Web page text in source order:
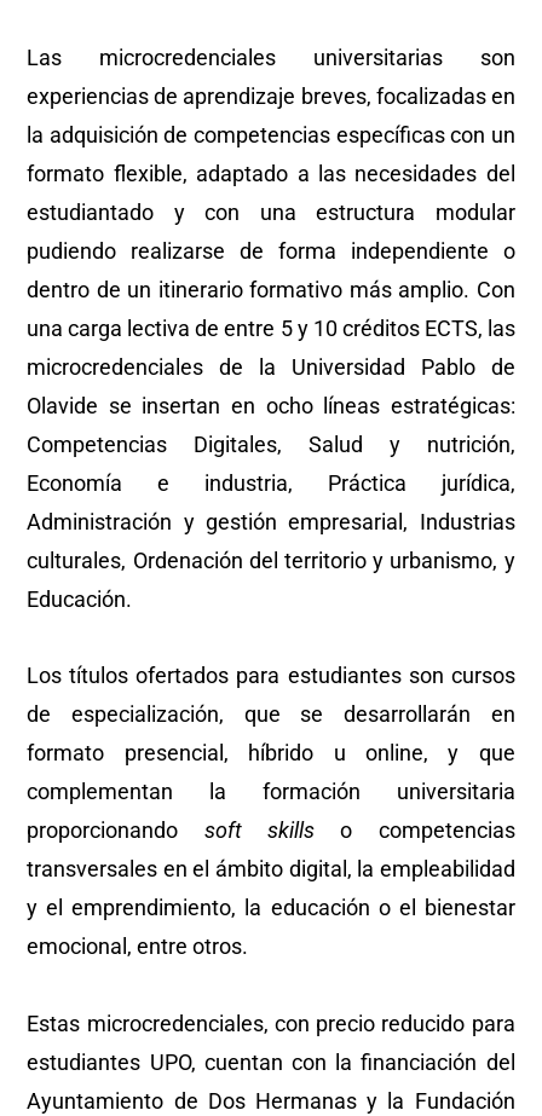
Las microcredenciales universitarias son
experiencias de aprendizaje breves, focalizadas en
la adquisición de competencias específicas con un
formato flexible, adaptado a las necesidades del
estudiantado y con una estructura modular
pudiendo realizarse de forma independiente o
dentro de un itinerario formativo más amplio. Con
una carga lectiva de entre 5 y 10 créditos ECTS, las
microcredenciales de la Universidad Pablo de
Olavide se insertan en ocho líneas estratégicas:
Competencias Digitales, Salud y nutrición,
Economía e industria, Práctica jurídica,
Administración y gestión empresarial, Industrias
culturales, Ordenación del territorio y urbanismo, y
Educación.
Los títulos ofertados para estudiantes son cursos
de especialización, que se desarrollarán en
formato presencial, híbrido u online, y que
complementan la formación universitaria
proporcionando soft skills o competencias
transversales en el ámbito digital, la empleabilidad
y el emprendimiento, la educación o el bienestar
emocional, entre otros.
Estas microcredenciales, con precio reducido para
estudiantes UPO, cuentan con la financiación del
Ayuntamiento de Dos Hermanas y la Fundación